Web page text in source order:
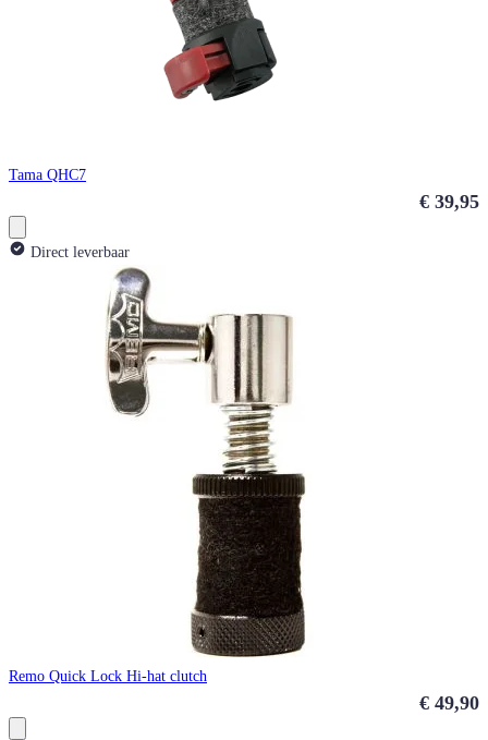
Tama QHC7
€ 39,95
Direct leverbaar
Remo Quick Lock Hi-hat clutch
€ 49,90